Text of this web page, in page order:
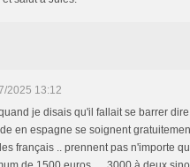
2025 13:12
je disais qu'il fallait se barrer
en espagne se soignent
français .. prennent pas n'importe